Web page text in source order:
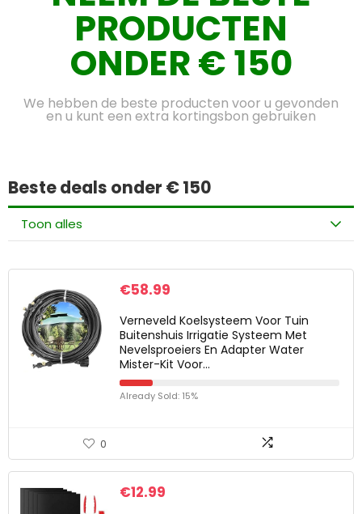
PRODUCTEN
ONDER € 150
We hebben de beste producten voor u gevonden
en u kunt een extra kortingsbon gebruiken
Beste deals onder € 150
Toon alles
€58.99
Verneveld Koelsysteem Voor Tuin
Buitenshuis Irrigatie Systeem Met
Nevelsproeiers En Adapter Water
Mister-Kit Voor…
Already Sold: 15%
0
€12.99